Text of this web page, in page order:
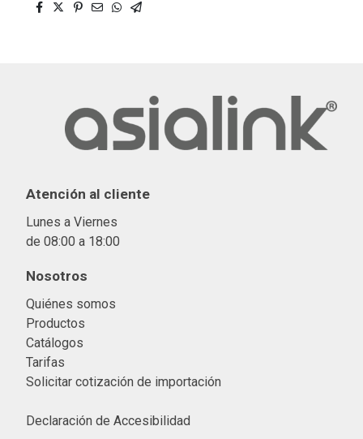
Atención al cliente
Lunes a Viernes
de 08:00 a 18:00
Nosotros
Quiénes somos
Productos
Catálogos
Tarifas
Solicitar cotización de importación
Declaración de Accesibilidad